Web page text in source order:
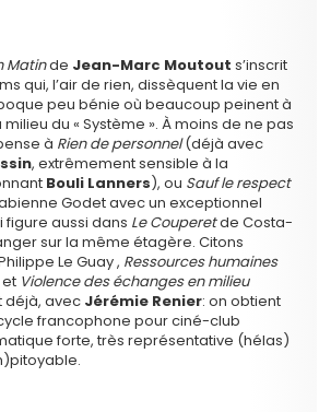
Matinde Jean-Marc Moutout s’inscrit
qui, l’air de rien, dissèquent la vie en
peu bénie où beaucoup peinent à
du « Système ». À moins de ne pas
à Rien de personnel(déjà avec
, extrêmement sensible à la
Bouli Lanners), ou Sauf le respect
Godet avec un exceptionnel
figure aussi dans Le Couperetde Costa-
sur la même étagère. Citons
Le Guay , Ressources humaines
et Violence des échanges en milieu
déjà, avec Jérémie Renier: on obtient
francophone pour ciné-club
forte, très représentative (hélas)